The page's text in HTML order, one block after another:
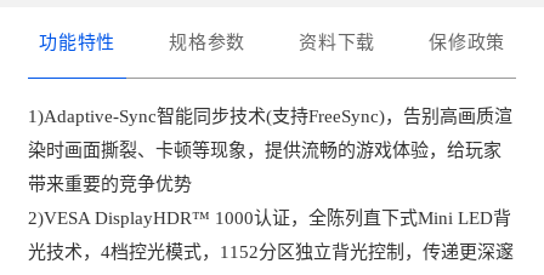
功能特性 规格参数 资料下载 保修政策
1)Adaptive-Sync智能同步技术(支持FreeSync)，告别高画质渲
染时画面撕裂、卡顿等现象，提供流畅的游戏体验，给玩家
带来重要的竞争优势
2)VESA DisplayHDR™ 1000认证，全陈列直下式Mini LED背
光技术，4档控光模式，1152分区独⽴背光控制，传递更深邃